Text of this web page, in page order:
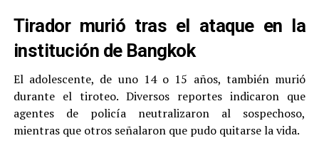
Tirador murió tras el ataque en la
institución de Bangkok
El adolescente, de uno 14 o 15 años, también murió
durante el tiroteo. Diversos reportes indicaron que
agentes de policía neutralizaron al sospechoso,
mientras que otros señalaron que pudo quitarse la vida.